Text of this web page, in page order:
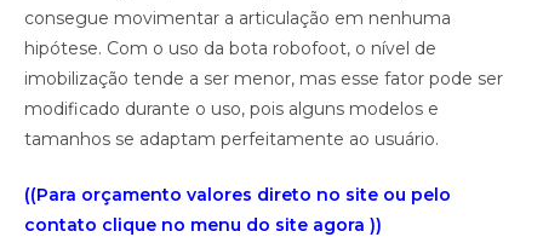
consegue movimentar a articulação em nenhuma
hipótese. Com o uso da bota robofoot, o nível de
imobilização tende a ser menor, mas esse fator pode ser
modificado durante o uso, pois alguns modelos e
tamanhos se adaptam perfeitamente ao usuário.
((Para orçamento valores direto no site ou pelo
contato clique no menu do site agora ))